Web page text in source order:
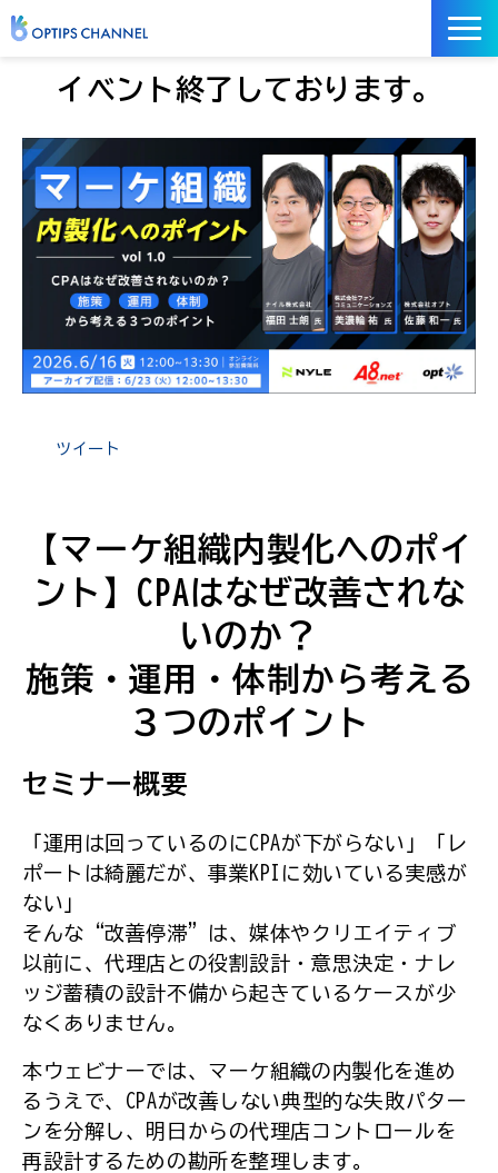
記事
イベント
サービス／ツール
イベント終了しております。
ツイート
【マーケ組織内製化へのポイ
ント】CPAはなぜ改善されな
いのか？
施策・運用・体制から考える
３つのポイント
セミナー概要
「運用は回っているのにCPAが下がらない」「レ
ポートは綺麗だが、事業KPIに効いている実感が
ない」
そんな“改善停滞”は、媒体やクリエイティブ
以前に、代理店との役割設計・意思決定・ナレ
ッジ蓄積の設計不備から起きているケースが少
なくありません。
本ウェビナーでは、マーケ組織の内製化を進め
るうえで、CPAが改善しない典型的な失敗パター
ンを分解し、明日からの代理店コントロールを
再設計するための勘所を整理します。